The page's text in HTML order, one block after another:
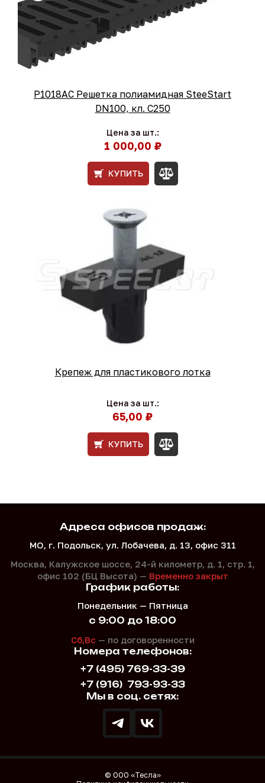
Р1018АС Решетка полиамидная SteeStart
DN100, кл. С250
Цена за шт.:
1 000,00 ₽
КУПИТЬ
Крепеж для пластикового лотка
Цена за шт.:
65,00 ₽
КУПИТЬ
Адреса офисов продаж:
МО, г. Подольск, ул. Лобачева, д. 13, офис 311
Москва, Калужское шоссе, 24-й километр, д. 1,
стр. 1,
офис 102 (БЦ Высота) — Временно закрыт
Номера телефонов:
+7 (495) 769-33-39
+7 (916) 793-93-33
График работы:
Понедельник — Пятница
с 9:00 до 18:00
Сб,Вс — по договоренности
Мы в соц. сетях:
© ООО «Тесла»